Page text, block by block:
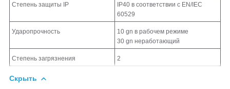
Cтепень защиты IP
IP40 в соответствии с EN/IEC
60529
Ударопрочность
10 gn в рабочем режиме
30 gn неработающий
Степень загрязнения 2
Скрыть